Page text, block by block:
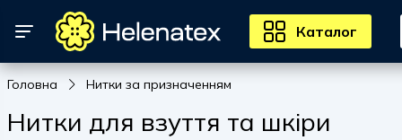
Каталог
Головна Нитки за призначенням
Нитки для взуття та шкіри